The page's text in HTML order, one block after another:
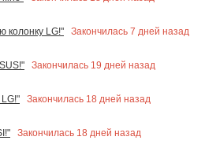
колонку LG!"
Закончилась 7 дней назад
Закончилась 19 дней назад
Закончилась 18 дней назад
Закончилась 18 дней назад